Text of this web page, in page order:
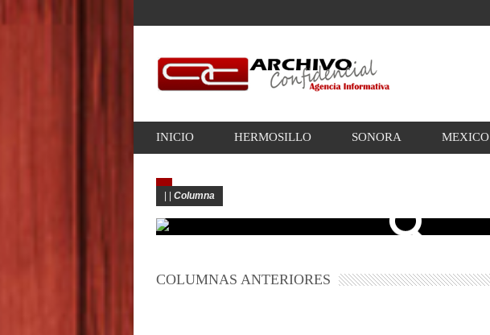
INICIO HERMOSILLO SONORA MEXICO
Columna
COLUMNAS ANTERIORES